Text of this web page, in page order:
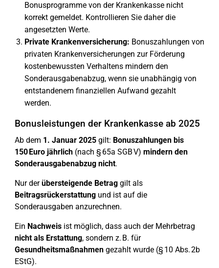
Bonusprogramme von der Krankenkasse nicht
korrekt gemeldet. Kontrollieren Sie daher die
angesetzten Werte.
Private Krankenversicherung: Bonuszahlungen von
privaten Krankenversicherungen zur Förderung
kostenbewussten Verhaltens mindern den
Sonderausgabenabzug, wenn sie unabhängig von
entstandenem finanziellen Aufwand gezahlt
werden.
Bonusleistungen der Krankenkasse ab 2025
Ab dem 1. Januar 2025 gilt: Bonuszahlungen bis
150 Euro jährlich (nach § 65a SGB V) mindern den
Sonderausgabenabzug nicht.
Nur derübersteigende Betrag gilt als
Beitragsrückerstattung und ist auf die
Sonderausgaben anzurechnen.
Ein Nachweis ist möglich, dass auch der Mehrbetrag
nicht als Erstattung, sondern z. B. für
Gesundheitsmaßnahmen gezahlt wurde (§ 10 Abs. 2b
EStG).